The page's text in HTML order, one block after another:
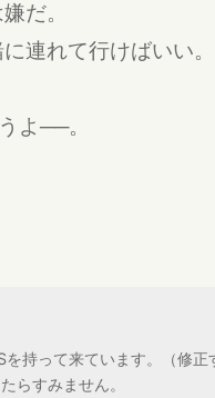
だ。
連れて行けばいい。
よ──。
持って来ています。（修正
らすみません。